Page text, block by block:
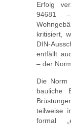
Erfolg
94681 –
kritisiert,
DIN-
entfällt
– der
Die Norm
bauliche
teilweise
formal